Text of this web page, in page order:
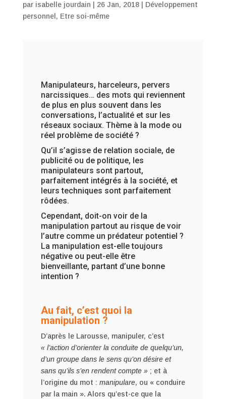
par isabelle jourdain 26 Jan, 2018| Développement
personnel , Etre soi-même
Manipulateurs, harceleurs, pervers
narcissiques… des mots qui reviennent
de plus en plus souvent dans les
conversations, l’actualité et sur les
réseaux sociaux. Thème à la mode ou
réel problème de société ?
Qu’il s’agisse de relation sociale, de
publicité ou de politique, les
manipulateurs sont partout,
parfaitement intégrés à la société, et
leurs techniques sont parfaitement
rôdées.
Cependant, doit-on voir de la
manipulation partout au risque de voir
l’autre comme un prédateur potentiel ?
La manipulation est-elle toujours
négative ou peut-elle être
bienveillante, partant d’une bonne
intention ?
Au fait, c’est quoi la
manipulation ?
D’après le Larousse, manipuler, c’est
« l’action d’orienter la conduite de quelqu’un,
d’un groupe dans le sens qu’on désire et
sans qu’ils s’en rendent compte » ; et à
l’origine du mot : manipulare, ou « conduire
par la main ». Alors qu’est-ce que la